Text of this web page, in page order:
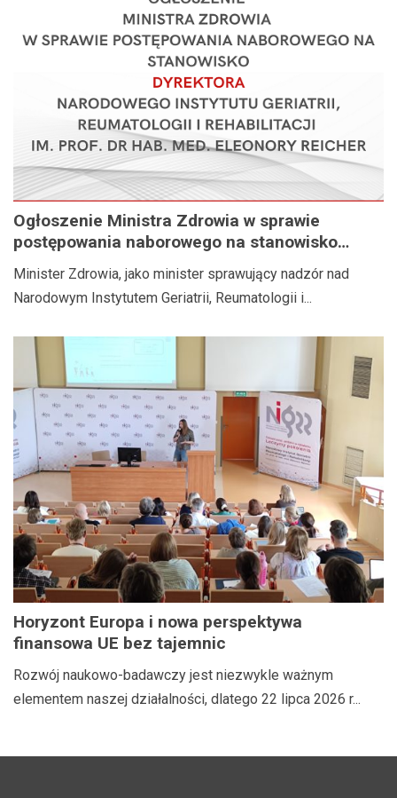
Ogłoszenie Ministra Zdrowia w sprawie
postępowania naborowego na stanowisko
Dyrektora Narodowego Instytutu Geriatrii,
Reumatologii i Rehabilitacji im. prof. dr hab.
med. Eleonory Reicher
Minister Zdrowia, jako minister sprawujący nadzór nad
Narodowym Instytutem Geriatrii, Reumatologii i...
Horyzont Europa i nowa perspektywa
finansowa UE bez tajemnic
Rozwój naukowo-badawczy jest niezwykle ważnym
elementem naszej działalności, dlatego 22 lipca 2026 r...